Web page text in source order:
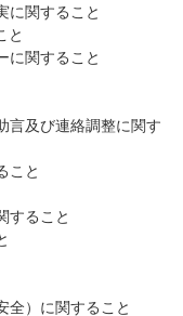
に関すること
と
関すること
及び連絡調整に関す
こと
すること
）に関すること